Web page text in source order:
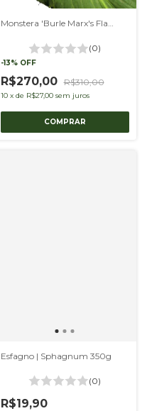
Monstera 'Burle Marx's Flame' G
(0)
-13% OFF
R$270,00 R$310,00
10 x de R$27,00 sem juros
Esfagno | Sphagnum 350g
(0)
R$19,90